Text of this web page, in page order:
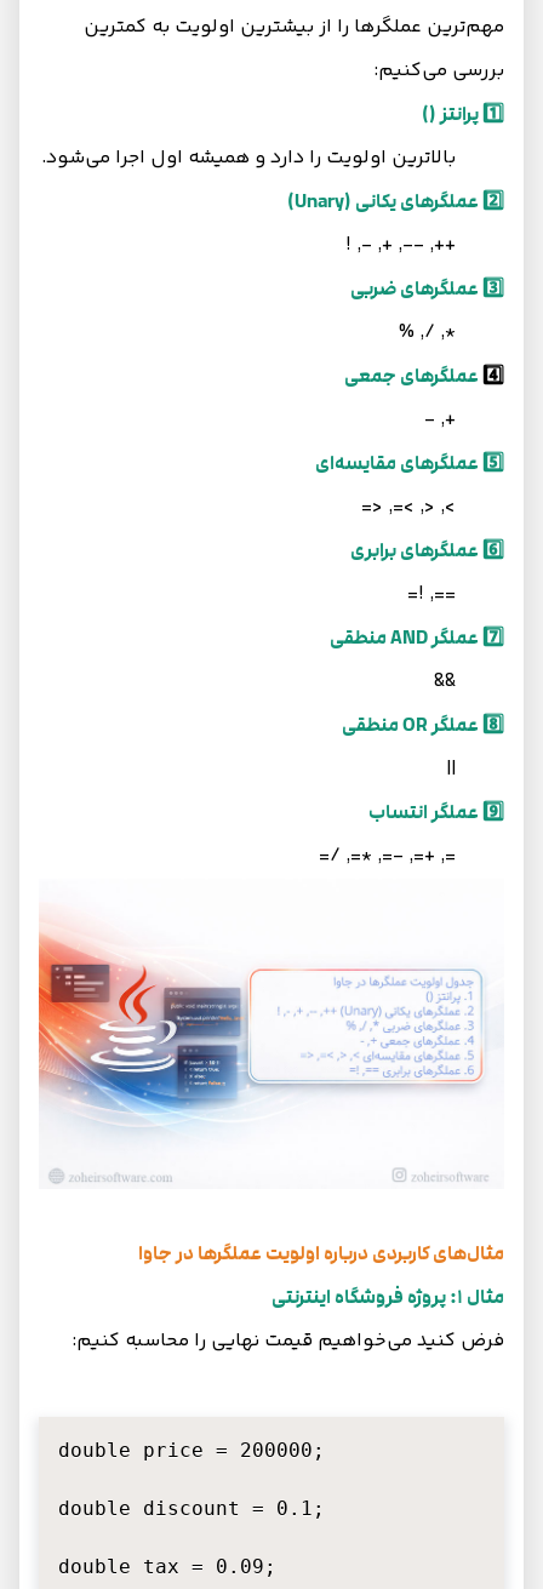
مهم‌ترین عملگرها را از بیشترین اولویت به کمترین
بررسی می‌کنیم:
1️⃣ پرانتز ()
بالاترین اولویت را دارد و همیشه اول اجرا می‌شود.
2️⃣ عملگرهای یکانی (Unary)
++, --, +, -, !
3️⃣ عملگرهای ضربی
*, /, %
4️⃣عملگرهای جمعی
+, -
5️⃣ عملگرهای مقایسه‌ای
>, <, >=, <=
6️⃣ عملگرهای برابری
==, !=
7️⃣ عملگر AND منطقی
&&
8️⃣ عملگر OR منطقی
||
9️⃣ عملگر انتساب
=, +=, -=, *=, /=
مثال‌های کاربردی درباره اولویت عملگرها در جاوا
مثال 1: پروژه فروشگاه اینترنتی
فرض کنید می‌خواهیم قیمت نهایی را محاسبه کنیم:
double price = 200000;
double discount = 0.1;
double tax = 0.09;